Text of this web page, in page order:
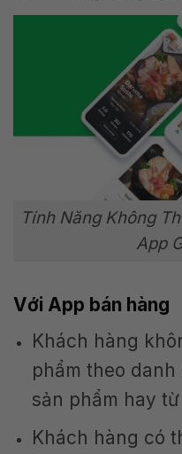
Tính Năng Không
App
Với App bán hàng
Khách hàng
phẩm theo
sản phẩm hay
Khách hàng có